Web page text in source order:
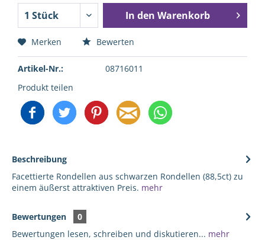
In den Warenkorb
Merken Bewerten
Artikel-Nr.:
08716011
Produkt teilen
Beschreibung
Facettierte Rondellen aus schwarzen Rondellen (88,5ct) zu
einem äußerst attraktiven Preis. mehr
Bewertungen
0
Bewertungen lesen, schreiben und diskutieren... mehr